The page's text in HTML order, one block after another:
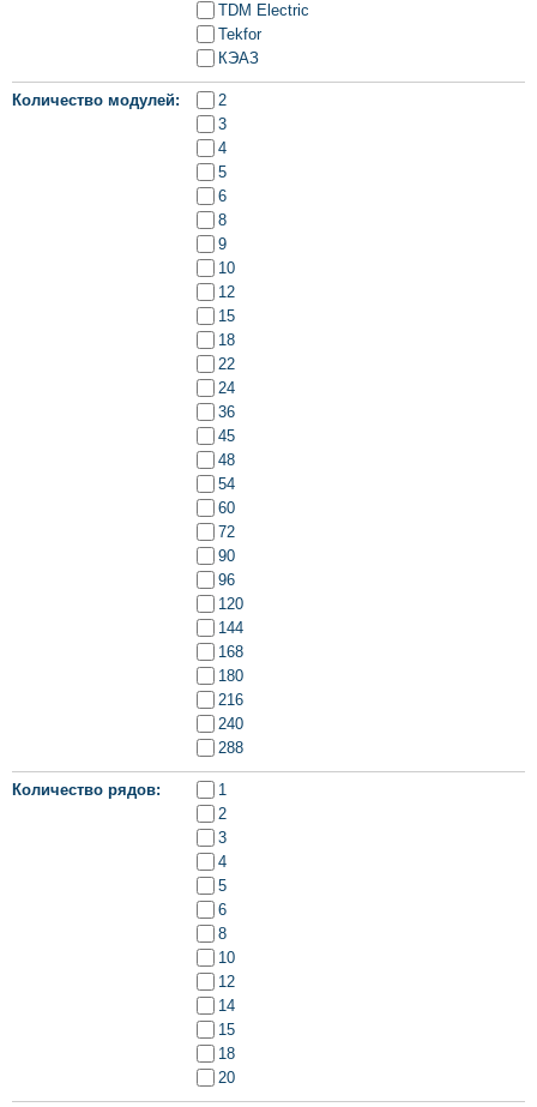
TDM Electric
Tekfor
КЭАЗ
Количество модулей
2
3
4
5
6
8
9
10
12
15
18
22
24
36
45
48
54
60
72
90
96
120
144
168
180
216
240
288
Количество рядов
1
2
3
4
5
6
8
10
12
14
15
18
20